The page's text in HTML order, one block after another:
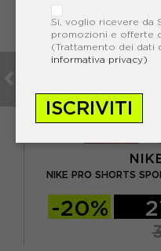
NIKE PRO SHORTS
-20%
Si, voglio ricevere da
promozioni e offerte
(Trattamento dei dati
informativa privacy)
ISCRIVITI